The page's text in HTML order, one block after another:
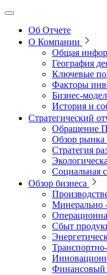
Об Отчете
О Компании
Общая
География
Ключевые
Факторы
Бизнес-
История и
Стратегический
Обращение
Обзор рынка
Стратегия
Социальная
Обзор бизнеса
Минерально
Сбыт
Финансовый